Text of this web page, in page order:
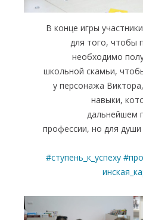
В конце игры
для того, чтобы
необходимо
школьной скамьи,
у персонажа
навыки,
дальнейшем
профессии, но для
#ступень_к_успеху